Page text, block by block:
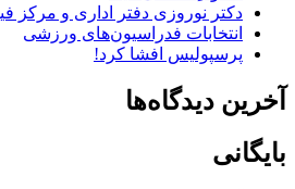
دکتر نوروزی دفتر اداری و مرکز
انتخابات فدراسیون‌های ورزشی
پرسپولیس افشا کرد!
آخرین دیدگاه‌ها
بایگانی